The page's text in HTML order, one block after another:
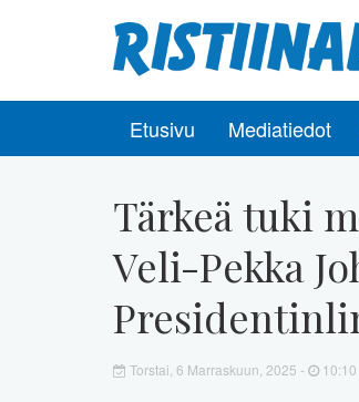
Etusivu Mediatiedot
Tärkeä tuki
Veli-Pekka
Torstai, 6 Marraskuun, 2025 - 10:10